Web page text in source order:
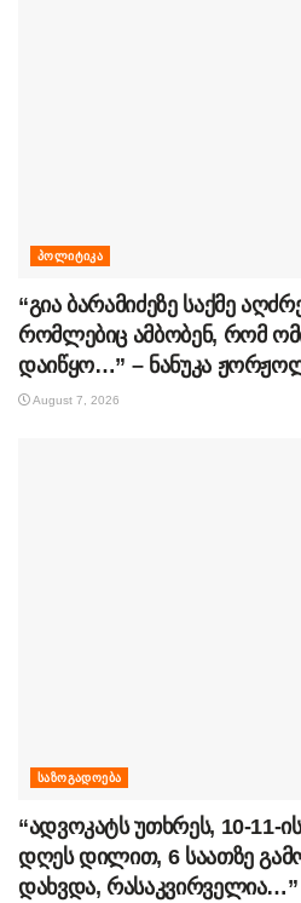
ᲞᲝᲚᲘᲢᲘᲙᲐ
“გია ბარამიძეზე საქმე
რომლებიც ამბობენ, რომ
დაიწყო…” – ნანუკა
August 7, 2026
ᲡᲐᲖᲝᲒᲐᲓᲝᲔᲑᲐ
“ადვოკატს უთხრეს, 10-11-
დღეს დილით, 6 საათზე
დახვდა, რასაკვირველია…”